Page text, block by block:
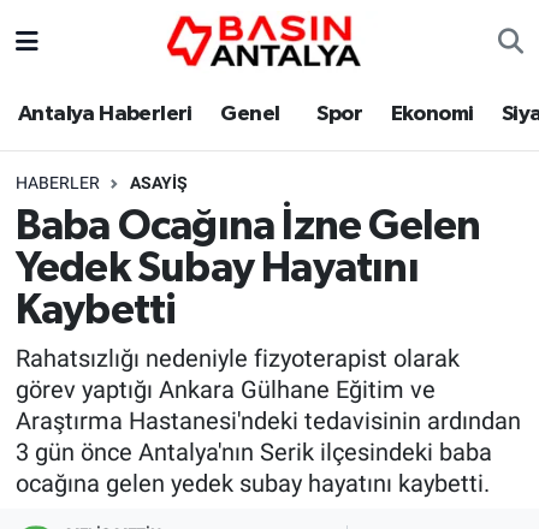
Antalya Haberleri Genel Spor Ekonomi
HABERLER ASAYIŞ
Baba Ocağına İzne Gelen
Yedek Subay Hayatını
Kaybetti
Rahatsızlığı nedeniyle fizyoterapist olarak
görev yaptığı Ankara Gülhane Eğitim ve
Araştırma Hastanesi'ndeki tedavisinin ardından
3 gün önce Antalya'nın Serik ilçesindeki baba
ocağına gelen yedek subay hayatını kaybetti.